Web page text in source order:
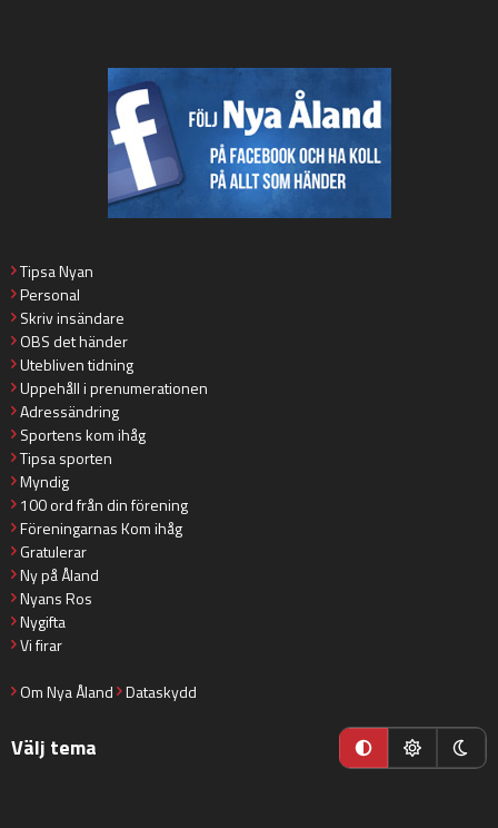
Tipsa Nyan
Personal
Skriv insändare
OBS det händer
Utebliven tidning
Uppehåll i prenumerationen
Adressändring
Sportens kom ihåg
Tipsa sporten
Myndig
100 ord från din förening
Föreningarnas Kom ihåg
Gratulerar
Ny på Åland
Nyans Ros
Nygifta
Vi firar
Om Nya Åland Dataskydd
Välj tema